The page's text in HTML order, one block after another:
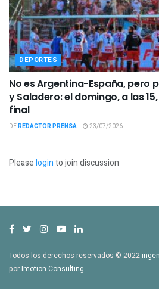
DEPORTES
No es Argentina-España, pero
y Saladero: el domingo, a las
final
DEREDACTOR PRENSA 23/07/2026
Pleaseloginto join discussion
Todos los derechos reservados © 2022
porImotion Consulting.